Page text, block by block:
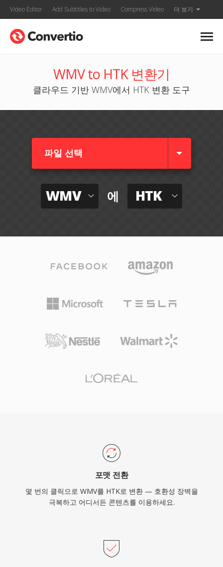
Video Editor Add Subtitles to Video Compress Video 더 보기
WMV to HTK 변환기
클라우드 기반 WMV에서 HTK 변환 도구
파일 선택
WMV 에 HTK
포맷 전환
몇 번의 클릭으로 WMV를 HTK로 변환 — 호환성 장벽을
극복하고 어디서든 콘텐츠를 이용하세요.